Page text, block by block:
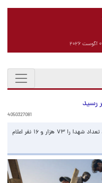
4050327081
وزارت بهداشت نوار غزه در تازه‌ترین آمار خود، تعداد شهدا را ۷۳ هزار و ۱۶ نفر اعلام